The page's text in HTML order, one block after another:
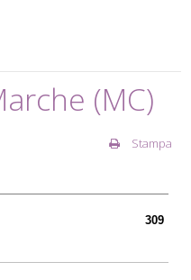
(MC)
Stampa
309